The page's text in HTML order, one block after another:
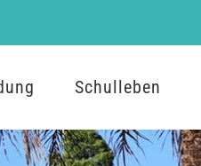
Schulleben